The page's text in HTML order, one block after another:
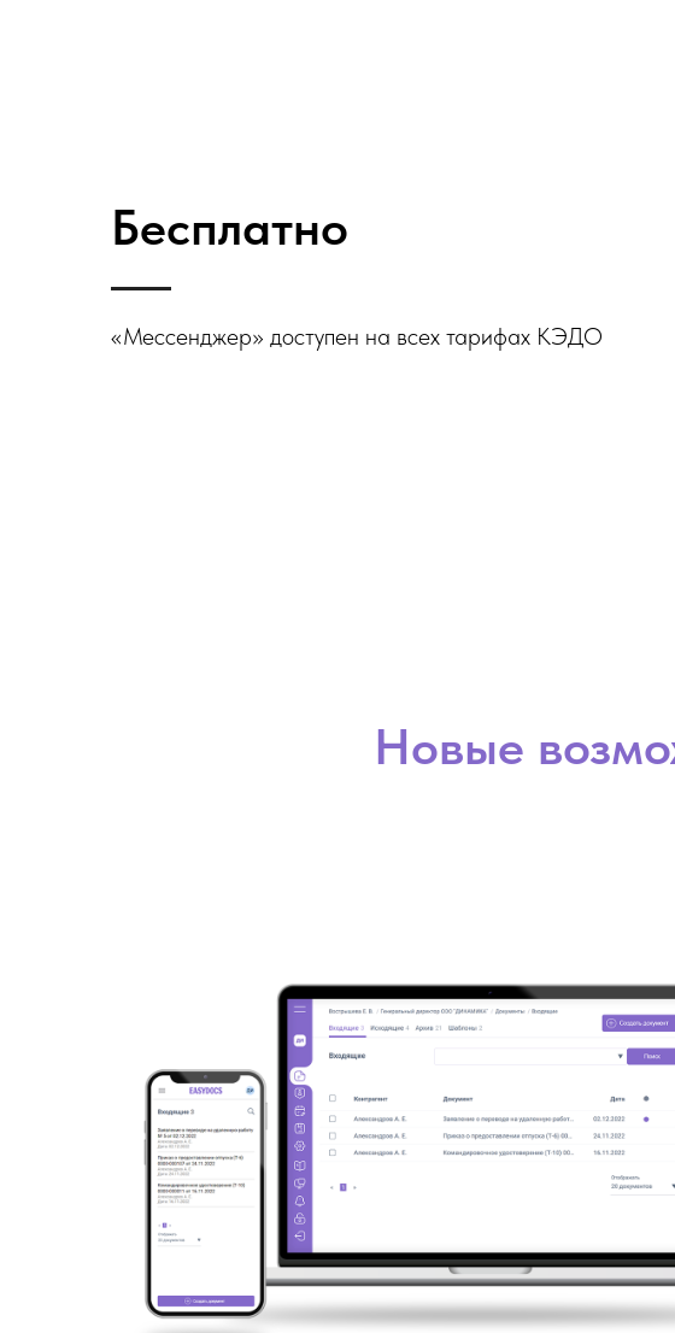
Бесплатно
«Мессенджер» доступен на всех тарифах КЭДО
Новые